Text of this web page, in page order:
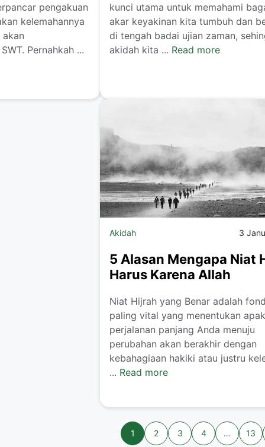
pengakuan
kelemahannya
Pernahkah ...
kunci utama untuk memahami
akar keyakinan kita tumbuh dan
di tengah badai ujian zaman,
akidah kita ... Read more
Akidah 3
5 Alasan Mengapa Niat
Harus Karena Allah
Niat Hijrah yang Benar adalah
paling vital yang menentukan
perjalanan panjang Anda menuju
perubahan akan berakhir dengan
kebahagiaan hakiki atau justru
... Read more
1 2 3 4 … 13